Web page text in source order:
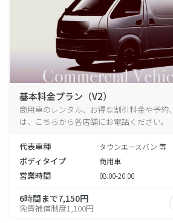
基本料金プラン（V2）
商用車のレンタル、お得な割引料金や予約
は、こちらから各店舗にお電話ください。
代表車種 タウンエースバン 等
ボディタイプ 商用車
営業時間 08:00-20:00
6時間まで7,150円
免責補償制度1,100円